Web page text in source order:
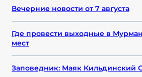
Вечерние новости от 7 августа
Где провести выходные в
мест
Заповедник: Маяк Кильдинский